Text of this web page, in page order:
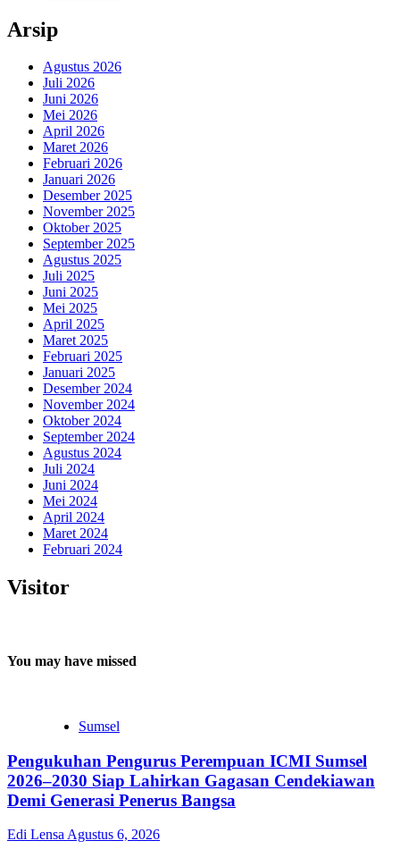
Arsip
Agustus 2026
Juli 2026
Juni 2026
Mei 2026
April 2026
Maret 2026
Februari 2026
Januari 2026
Desember 2025
November 2025
Oktober 2025
September 2025
Agustus 2025
Juli 2025
Juni 2025
Mei 2025
April 2025
Maret 2025
Februari 2025
Januari 2025
Desember 2024
November 2024
Oktober 2024
September 2024
Agustus 2024
Juli 2024
Juni 2024
Mei 2024
April 2024
Maret 2024
Februari 2024
Visitor
You may have missed
Sumsel
Pengukuhan Pengurus Perempuan ICMI Sumsel
2026–2030 Siap Lahirkan Gagasan Cendekiawan
Demi Generasi Penerus Bangsa
Edi Lensa Agustus 6, 2026